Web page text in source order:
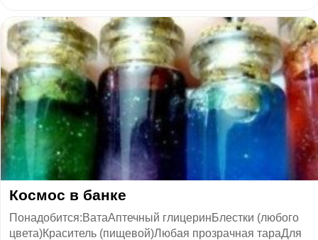
​Космос в банке
Понадобится:ВатаАптечный глицеринБлестки (любого
цвета)Краситель (пищевой)Любая прозрачная тараДля